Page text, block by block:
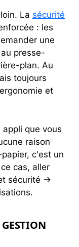
La sécurité
: les
une
presse-
plan. Au
toujours
et
que vous
raison
c'est un
cas, aller
sécurité →